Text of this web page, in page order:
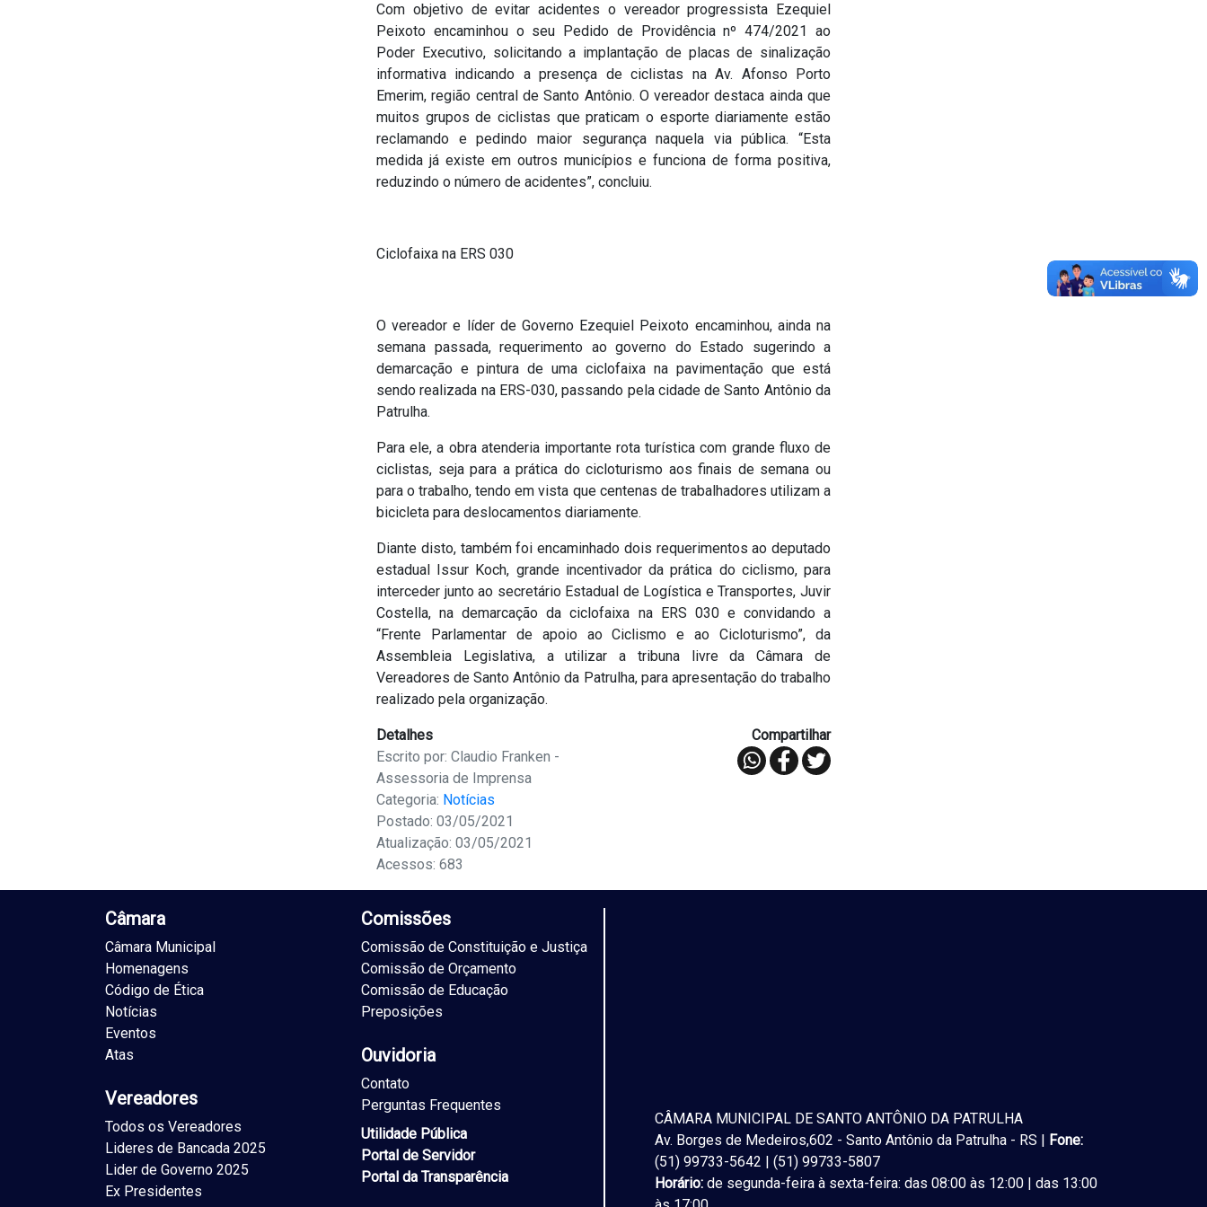
Com objetivo de evitar acidentes o vereador progressista Ezequiel
Peixoto encaminhou o seu Pedido de Providência nº 474/2021 ao
Poder Executivo, solicitando a implantação de placas de sinalização
informativa indicando a presença de ciclistas na Av. Afonso Porto
Emerim, região central de Santo Antônio. O vereador destaca ainda que
muitos grupos de ciclistas que praticam o esporte diariamente estão
reclamando e pedindo maior segurança naquela via pública. “Esta
medida já existe em outros municípios e funciona de forma positiva,
reduzindo o número de acidentes”, concluiu.
Ciclofaixa na ERS 030
O vereador e líder de Governo Ezequiel Peixoto encaminhou, ainda na
semana passada, requerimento ao governo do Estado sugerindo a
demarcação e pintura de uma ciclofaixa na pavimentação que está
sendo realizada na ERS-030, passando pela cidade de Santo Antônio da
Patrulha.
Para ele, a obra atenderia importante rota turística com grande fluxo de
ciclistas, seja para a prática do cicloturismo aos finais de semana ou
para o trabalho, tendo em vista que centenas de trabalhadores utilizam a
bicicleta para deslocamentos diariamente.
Diante disto, também foi encaminhado dois requerimentos ao deputado
estadual Issur Koch, grande incentivador da prática do ciclismo, para
interceder junto ao secretário Estadual de Logística e Transportes, Juvir
Costella, na demarcação da ciclofaixa na ERS 030 e convidando a
“Frente Parlamentar de apoio ao Ciclismo e ao Cicloturismo”, da
Assembleia Legislativa, a utilizar a tribuna livre da Câmara de
Vereadores de Santo Antônio da Patrulha, para apresentação do trabalho
realizado pela organização.
Detalhes
Escrito por: Claudio Franken -
Assessoria de Imprensa
Categoria: Notícias
Postado: 03/05/2021
Atualização: 03/05/2021
Acessos: 683
Compartilhar
Câmara
Câmara Municipal
Homenagens
Código de Ética
Notícias
Eventos
Atas
Vereadores
Todos os Vereadores
Lideres de Bancada 2025
Lider de Governo 2025
Ex Presidentes
Comissões
Comissão de Constituição e Justiça
Comissão de Orçamento
Comissão de Educação
Preposições
Ouvidoria
Contato
Perguntas Frequentes
Utilidade Pública
Portal de Servidor
Portal da Transparência
CÂMARA MUNICIPAL DE SANTO ANTÔNIO DA PATRULHA
Av. Borges de Medeiros,602 - Santo Antônio da Patrulha - RS |
Fone:
(51) 99733-5642 | (51) 99733-5807
Horário: de segunda-feira à sexta-feira: das 08:00 às 12:00 | das 13:00